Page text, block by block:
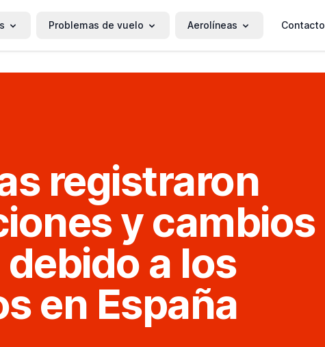
Problemas de vuelo Aerolíneas Contacto
registraron
y cambios
a los
en España